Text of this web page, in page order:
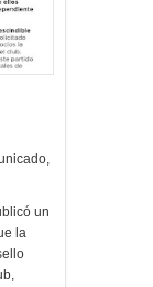
,
un
la